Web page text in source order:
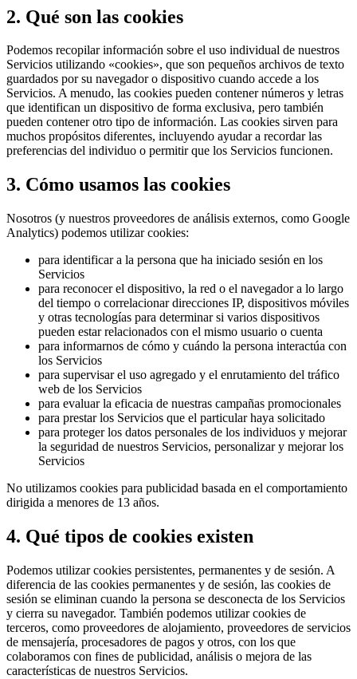
2. Qué son las cookies
Podemos recopilar información sobre el uso individual de nuestros
Servicios utilizando «cookies», que son pequeños archivos de texto
guardados por su navegador o dispositivo cuando accede a los
Servicios. A menudo, las cookies pueden contener números y letras
que identifican un dispositivo de forma exclusiva, pero también
pueden contener otro tipo de información. Las cookies sirven para
muchos propósitos diferentes, incluyendo ayudar a recordar las
preferencias del individuo o permitir que los Servicios funcionen.
3. Cómo usamos las cookies
Nosotros (y nuestros proveedores de análisis externos, como Google
Analytics) podemos utilizar cookies:
para identificar a la persona que ha iniciado sesión en los
Servicios
para reconocer el dispositivo, la red o el navegador a lo largo
del tiempo o correlacionar direcciones IP, dispositivos móviles
y otras tecnologías para determinar si varios dispositivos
pueden estar relacionados con el mismo usuario o cuenta
para informarnos de cómo y cuándo la persona interactúa con
los Servicios
para supervisar el uso agregado y el enrutamiento del tráfico
web de los Servicios
para evaluar la eficacia de nuestras campañas promocionales
para prestar los Servicios que el particular haya solicitado
para proteger los datos personales de los individuos y mejorar
la seguridad de nuestros Servicios, personalizar y mejorar los
Servicios
No utilizamos cookies para publicidad basada en el comportamiento
dirigida a menores de 13 años.
4. Qué tipos de cookies existen
Podemos utilizar cookies persistentes, permanentes y de sesión. A
diferencia de las cookies permanentes y de sesión, las cookies de
sesión se eliminan cuando la persona se desconecta de los Servicios
y cierra su navegador. También podemos utilizar cookies de
terceros, como proveedores de alojamiento, proveedores de servicios
de mensajería, procesadores de pagos y otros, con los que
colaboramos con fines de publicidad, análisis o mejora de las
características de nuestros Servicios.